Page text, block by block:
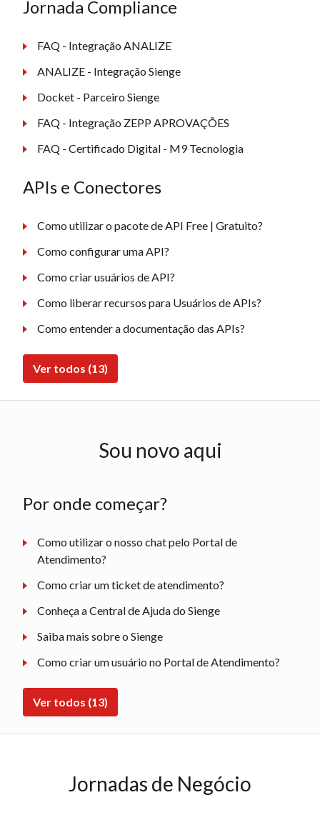
Jornada Compliance
FAQ - Integração ANALIZE
ANALIZE - Integração Sienge
Docket - Parceiro Sienge
FAQ - Integração ZEPP APROVAÇÕES
FAQ - Certificado Digital - M9 Tecnologia
APIs e Conectores
Como utilizar o pacote de API Free | Gratuito?
Como configurar uma API?
Como criar usuários de API?
Como liberar recursos para Usuários de APIs?
Como entender a documentação das APIs?
Ver todos (13)
Sou novo aqui
Por onde começar?
Como utilizar o nosso chat pelo Portal de
Atendimento?
Como criar um ticket de atendimento?
Conheça a Central de Ajuda do Sienge
Saiba mais sobre o Sienge
Como criar um usuário no Portal de Atendimento?
Ver todos (13)
Jornadas de Negócio